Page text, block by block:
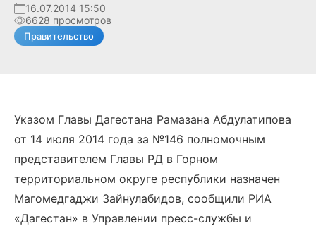
16.07.2014 15:50
6628 просмотров
Правительство
Указом Главы Дагестана Рамазана Абдулатипова
от 14 июля 2014 года за №146 полномочным
представителем Главы РД в Горном
территориальном округе республики назначен
Магомедгаджи Зайнулабидов, сообщили РИА
«Дагестан» в Управлении пресс-службы и